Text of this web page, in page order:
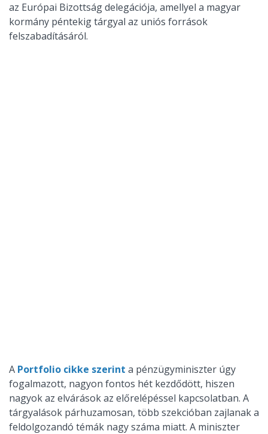
az Európai Bizottság delegációja, amellyel a magyar
kormány péntekig tárgyal az uniós források
felszabadításáról.
A Portfolio cikke szerint a pénzügyminiszter úgy
fogalmazott, nagyon fontos hét kezdődött, hiszen
nagyok az elvárások az előrelépéssel kapcsolatban. A
tárgyalások párhuzamosan, több szekcióban zajlanak a
feldolgozandó témák nagy száma miatt. A miniszter